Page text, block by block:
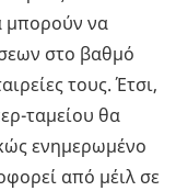
μπορούν να
στο βαθμό
τους. Έτσι,
ταμείου θα
ενημερωμένο
από μέιλ σε